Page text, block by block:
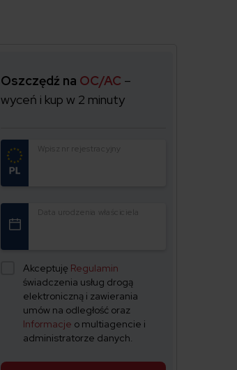
Oszczędź na OC/AC –
wyceń i kup w 2 minuty
Wpisz nr rejestracyjny
Data urodzenia właściciela
Akceptuję Regulamin
świadczenia usług drogą
elektroniczną i zawierania
umów na odległość oraz
Informacje o multiagencie i
administratorze danych.